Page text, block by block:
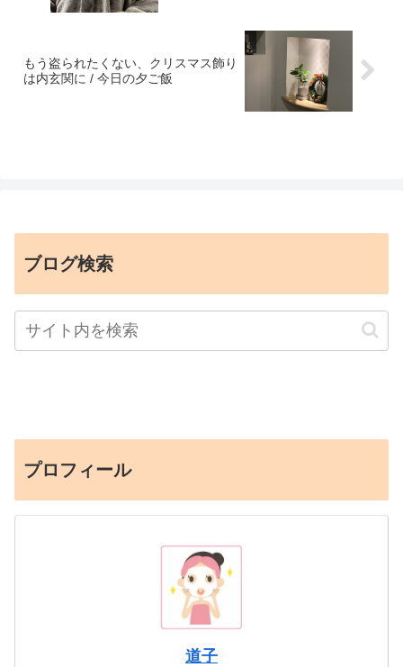
もう盗られたくない、クリスマス飾り
は内玄関に / 今日の夕ご飯
ブログ検索
プロフィール
道子